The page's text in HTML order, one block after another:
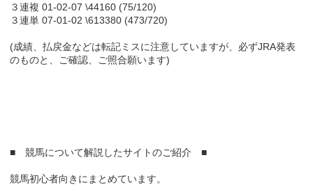
３連複 01-02-07 \44160 (75/120)
３連単 07-01-02 \613380 (473/720)
(成績、払戻金などは転記ミスに注意していますが、必ずJRA発表
のものと、ご確認、ご照合願います)
■ 競馬について解説したサイトのご紹介 ■
競馬初心者向きにまとめています。